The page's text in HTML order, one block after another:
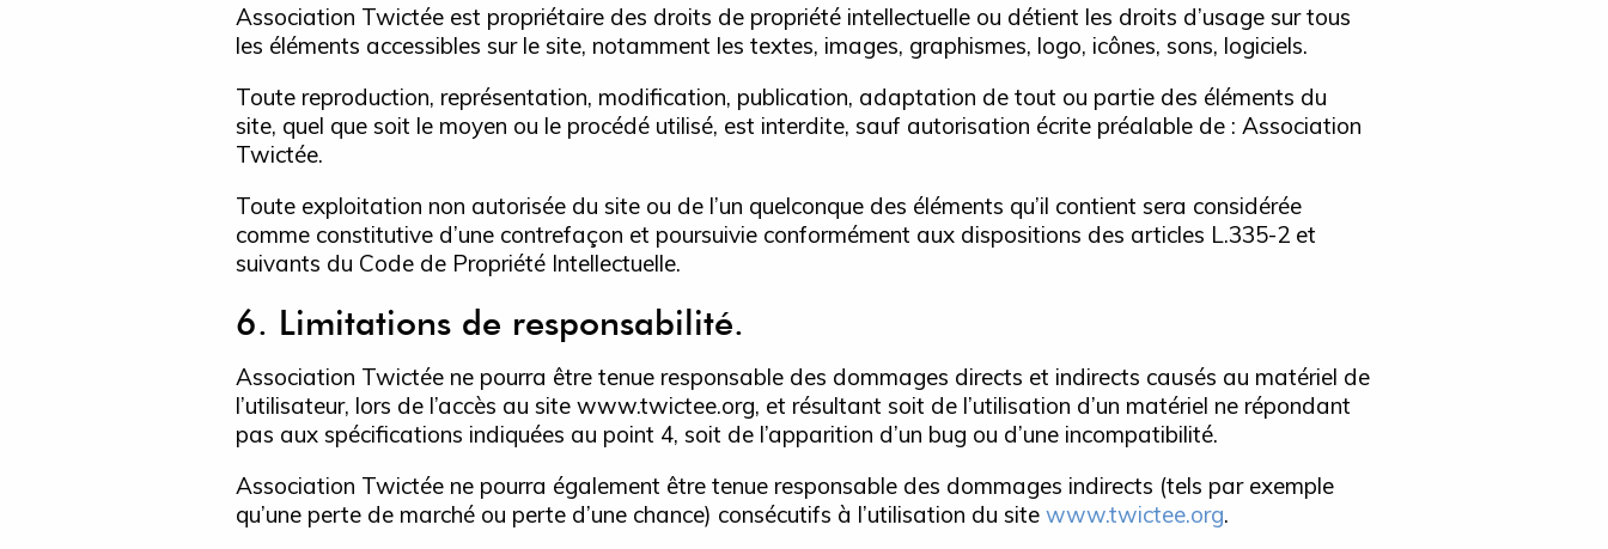
Association Twictée est propriétaire des droits de propriété intellectuelle ou détient les droits d’usage sur tous
les éléments accessibles sur le site, notamment les textes, images, graphismes, logo, icônes, sons, logiciels.
Toute reproduction, représentation, modification, publication, adaptation de tout ou partie des éléments du
site, quel que soit le moyen ou le procédé utilisé, est interdite, sauf autorisation écrite préalable de : Association
Twictée.
Toute exploitation non autorisée du site ou de l’un quelconque des éléments qu’il contient sera considérée
comme constitutive d’une contrefaçon et poursuivie conformément aux dispositions des articles L.335-2 et
suivants du Code de Propriété Intellectuelle.
6. Limitations de responsabilité.
Association Twictée ne pourra être tenue responsable des dommages directs et indirects causés au matériel de
l’utilisateur, lors de l’accès au site www.twictee.org, et résultant soit de l’utilisation d’un matériel ne répondant
pas aux spécifications indiquées au point 4, soit de l’apparition d’un bug ou d’une incompatibilité.
Association Twictée ne pourra également être tenue responsable des dommages indirects (tels par exemple
qu’une perte de marché ou perte d’une chance) consécutifs à l’utilisation du site www.twictee.org.